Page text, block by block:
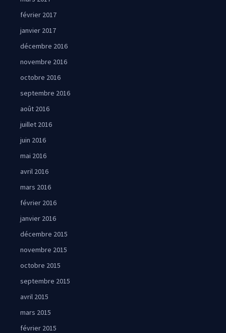
février 2017
janvier 2017
décembre 2016
novembre 2016
octobre 2016
septembre 2016
août 2016
juillet 2016
juin 2016
mai 2016
avril 2016
mars 2016
février 2016
janvier 2016
décembre 2015
novembre 2015
octobre 2015
septembre 2015
avril 2015
mars 2015
février 2015